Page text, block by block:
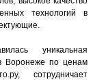
технологий в
уникальная
Воронеже по ценам
сотрудничает